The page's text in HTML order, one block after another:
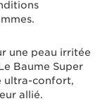
une peau irritée
Baume Super
ultra-confort,
allié.